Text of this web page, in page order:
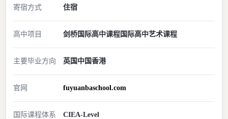
寄宿方式 住宿
高中项目 剑桥国际高中课程 国际高中艺术课程
主要毕业方向 英国 中国香港
官网 fuyuanbaschool.com
国际课程体系 CIEA-Level